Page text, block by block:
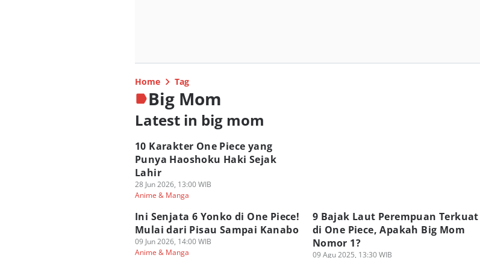
Home Tag
Big Mom
Latest in big mom
10 Karakter One Piece yang
Punya Haoshoku Haki Sejak
Lahir
28 Jun 2026, 13:00 WIB
Anime & Manga
Ini Senjata 6 Yonko di One Piece!
Mulai dari Pisau Sampai Kanabo
09 Jun 2026, 14:00 WIB
Anime & Manga
9 Bajak Laut Perempuan Terkuat
di One Piece, Apakah Big Mom
Nomor 1?
09 Agu 2025, 13:30 WIB